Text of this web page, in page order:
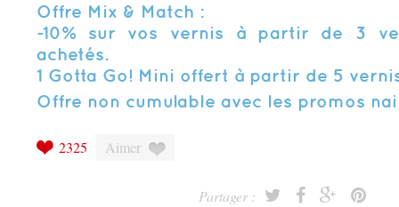
Offre Mix & Match :
-10% sur vos vernis à partir de 3
achetés.
1 Gotta Go! Mini offert à partir de 5
Offre non cumulable avec les promos
Partager :
Aimer
2325